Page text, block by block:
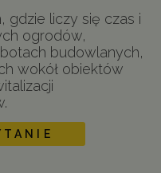
gdzie liczy się czas i
ogrodów,
budowlanych,
wokół obiektów